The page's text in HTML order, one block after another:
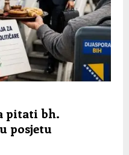
pitati bh.
posjetu